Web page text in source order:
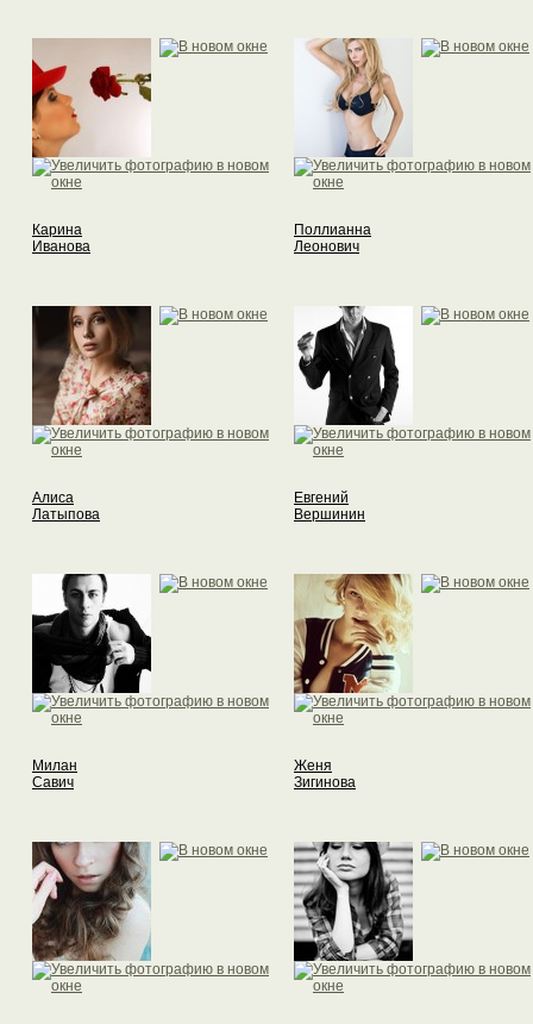
Карина
Иванова
Поллианна
Леонович
Алиса
Латыпова
Евгений
Вершинин
Милан
Савич
Женя
Зигинова